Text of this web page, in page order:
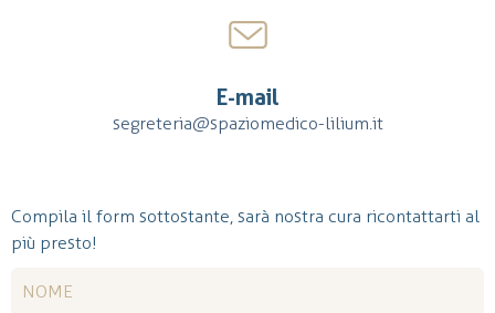
E-mail
segreteria@spaziomedico-lilium.it
Compila il form sottostante, sarà nostra cura ricontattarti al
più presto!